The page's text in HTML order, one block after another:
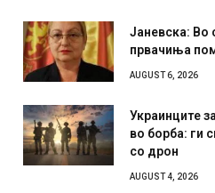
Јаневска: Во
првачиња
AUGUST 6, 2026
Украинците
во борба: ги
со дрон
AUGUST 4, 2026